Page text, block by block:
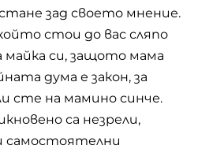
зад своето мнение.
стои до вас сляпо
си, защото мама
дума е закон, за
сте на мамино синче.
са незрели,
самостоятелни